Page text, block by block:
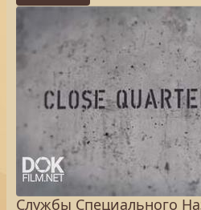
Службы Специального